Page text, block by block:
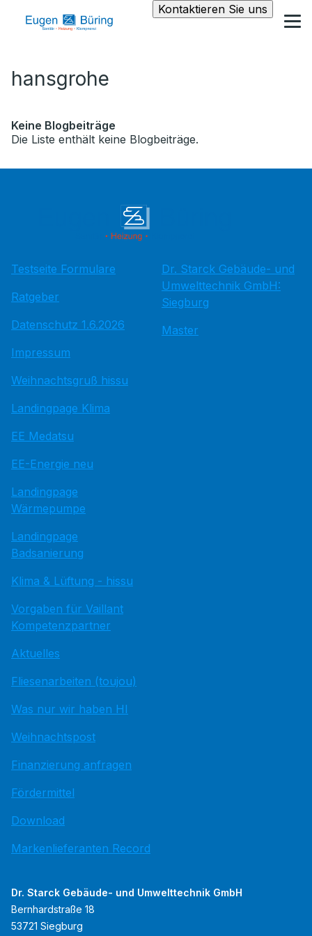
Kontaktieren Sie uns
hansgrohe
Keine Blogbeiträge
Die Liste enthält keine Blogbeiträge.
Testseite Formulare
Ratgeber
Datenschutz 1.6.2026
Impressum
Weihnachtsgruß hissu
Landingpage Klima
EE Medatsu
EE-Energie neu
Landingpage
Wärmepumpe
Landingpage
Badsanierung
Klima & Lüftung - hissu
Vorgaben für Vaillant
Kompetenzpartner
Aktuelles
Fliesenarbeiten (toujou)
Was nur wir haben HI
Weihnachtspost
Finanzierung anfragen
Fördermittel
Download
Markenlieferanten Record
Dr. Starck Gebäude- und
Umwelttechnik GmbH:
Siegburg
Master
Dr. Starck Gebäude- und Umwelttechnik GmbH
Bernhardstraße 18
53721 Siegburg